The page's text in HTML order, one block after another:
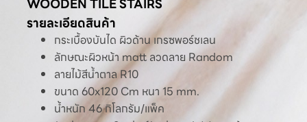
รายละเอียดสินค้า
กระเบื้องบันได ผิวด้าน เกรซพอร์ชเลน
ลักษณะผิวหน้า matt ลวดลาย Random
ลายไม้สีน้ำตาล R10
ขนาด 60x120 Cm หนา 15 mm.
น้ำหนัก 46 กิโลกรัม/แพ็ค